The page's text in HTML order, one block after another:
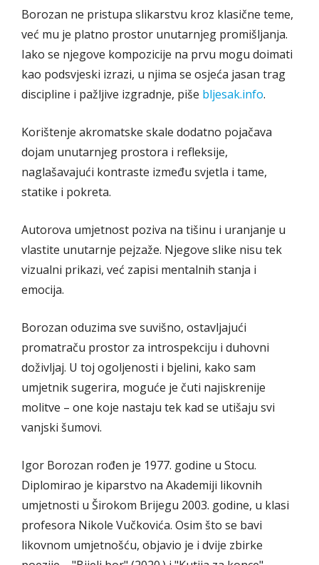
Borozan ne pristupa slikarstvu kroz klasične teme,
već mu je platno prostor unutarnjeg promišljanja.
Iako se njegove kompozicije na prvu mogu doimati
kao podsvjeski izrazi, u njima se osjeća jasan trag
discipline i pažljive izgradnje, piše bljesak.info.
Korištenje akromatske skale dodatno pojačava
dojam unutarnjeg prostora i refleksije,
naglašavajući kontraste između svjetla i tame,
statike i pokreta.
Autorova umjetnost poziva na tišinu i uranjanje u
vlastite unutarnje pejzaže. Njegove slike nisu tek
vizualni prikazi, već zapisi mentalnih stanja i
emocija.
Borozan oduzima sve suvišno, ostavljajući
promatraču prostor za introspekciju i duhovni
doživljaj. U toj ogoljenosti i bjelini, kako sam
umjetnik sugerira, moguće je čuti najiskrenije
molitve – one koje nastaju tek kad se utišaju svi
vanjski šumovi.
Igor Borozan rođen je 1977. godine u Stocu.
Diplomirao je kiparstvo na Akademiji likovnih
umjetnosti u Širokom Brijegu 2003. godine, u klasi
profesora Nikole Vučkovića. Osim što se bavi
likovnom umjetnošću, objavio je i dvije zbirke